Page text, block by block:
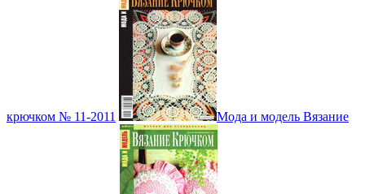
крючком № 11-2011 Мода и модель Вязание